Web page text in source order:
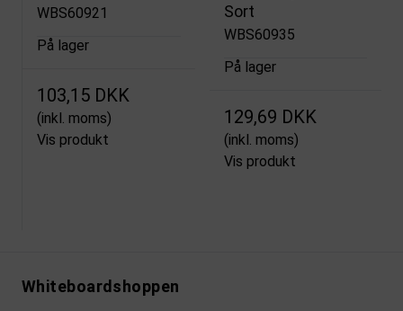
WBS60921
På lager
103,15 DKK
(inkl. moms)
Vis produkt
Sort
WBS60935
På lager
129,69 DKK
(inkl. moms)
Vis produkt
Whiteboardshoppen